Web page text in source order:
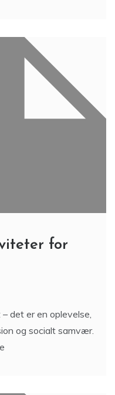
for
det er en oplevelse,
og socialt samvær.